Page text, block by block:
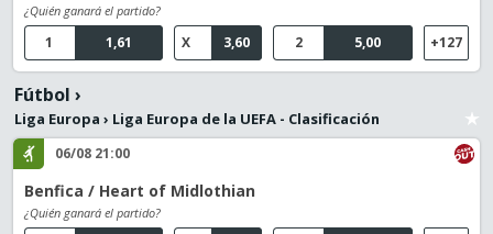
¿Quién ganará el partido?
1,61
1 3,60
X 5,00
2 +127
Fútbol ›
Liga Europa › Liga Europa de la UEFA - Clasificación
06/08 21:00
Benfica / Heart of Midlothian
¿Quién ganará el partido?